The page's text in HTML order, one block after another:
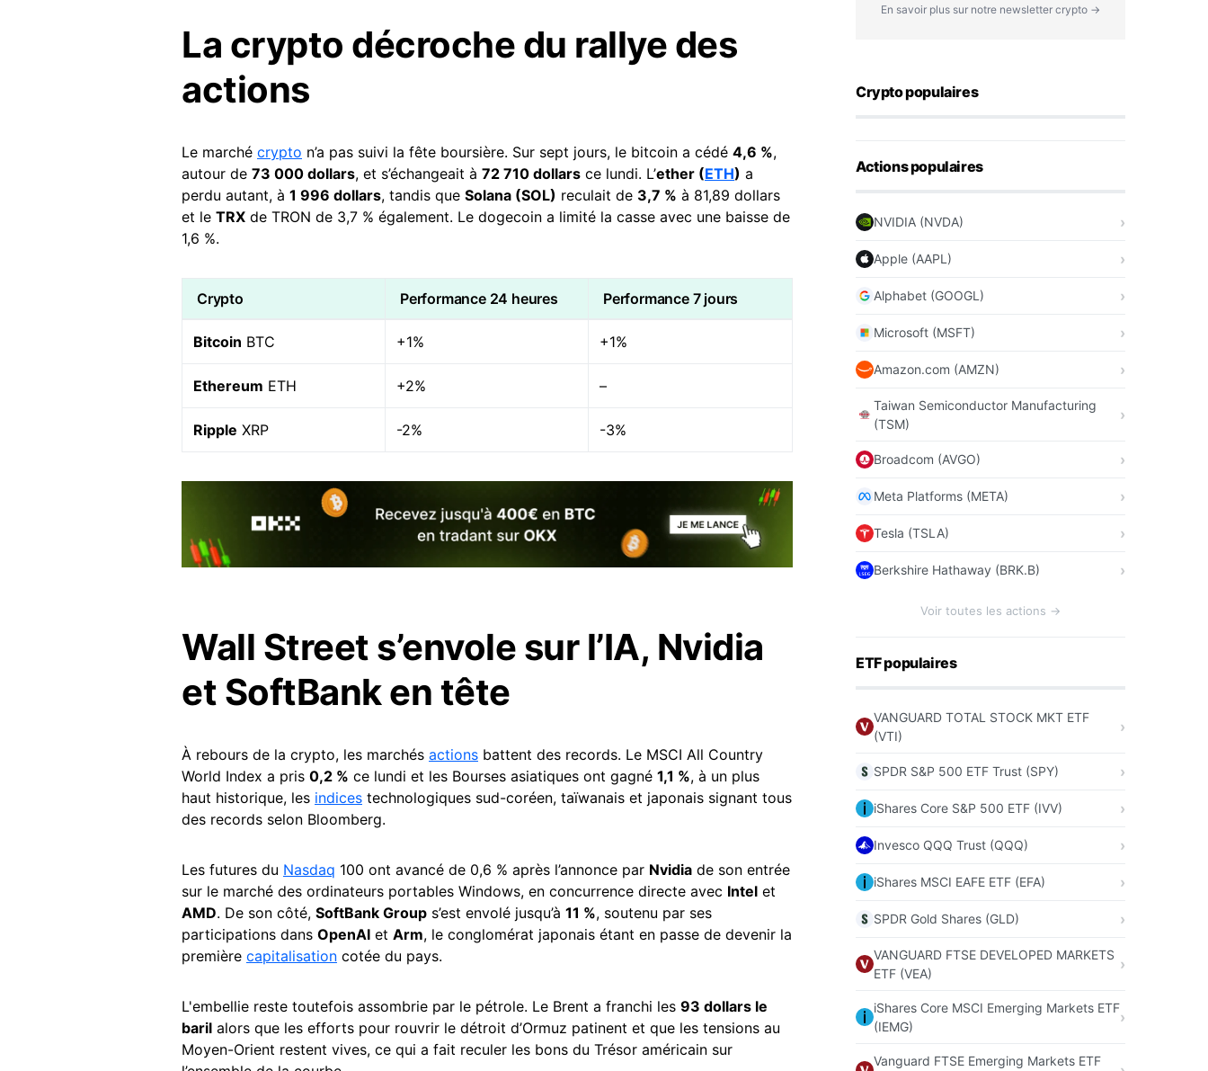
La crypto décroche du rallye des
actions
Le marché crypto n’a pas suivi la fête boursière. Sur sept jours, le bitcoin a cédé 4,6 %,
autour de 73 000 dollars, et s’échangeait à 72 710 dollars ce lundi. L’ether (ETH) a
perdu autant, à 1 996 dollars, tandis que Solana (SOL) reculait de 3,7 % à 81,89 dollars
et le TRX de TRON de 3,7 % également. Le dogecoin a limité la casse avec une baisse de
1,6 %.
Crypto Performance 24 heures Performance 7 jours
Bitcoin BTC +1% +1%
Ethereum ETH +2% –
Ripple XRP -2% -3%
Wall Street s’envole sur l’IA, Nvidia
et SoftBank en tête
À rebours de la crypto, les marchés actions battent des records. Le MSCI All Country
World Index a pris 0,2 % ce lundi et les Bourses asiatiques ont gagné 1,1 %, à un plus
haut historique, les indices technologiques sud-coréen, taïwanais et japonais signant tous
des records selon Bloomberg.
Les futures du Nasdaq 100 ont avancé de 0,6 % après l’annonce par Nvidia de son entrée
sur le marché des ordinateurs portables Windows, en concurrence directe avec Intel et
AMD. De son côté, SoftBank Group s’est envolé jusqu’à 11 %, soutenu par ses
participations dans OpenAI et Arm, le conglomérat japonais étant en passe de devenir la
première capitalisation cotée du pays.
L'embellie reste toutefois assombrie par le pétrole. Le Brent a franchi les 93 dollars le
baril alors que les efforts pour rouvrir le détroit d’Ormuz patinent et que les tensions au
Moyen-Orient restent vives, ce qui a fait reculer les bons du Trésor américain sur
En savoir plus sur notre newsletter crypto →
Crypto populaires
Actions populaires
NVIDIA (NVDA)
Apple (AAPL)
Alphabet (GOOGL)
Microsoft (MSFT)
Amazon.com (AMZN)
Taiwan Semiconductor Manufacturing
(TSM)
Broadcom (AVGO)
Meta Platforms (META)
Tesla (TSLA)
Berkshire Hathaway (BRK.B)
Voir toutes les actions →
ETF populaires
VANGUARD TOTAL STOCK MKT ETF
(VTI)
SPDR S&P 500 ETF Trust (SPY)
iShares Core S&P 500 ETF (IVV)
Invesco QQQ Trust (QQQ)
iShares MSCI EAFE ETF (EFA)
SPDR Gold Shares (GLD)
VANGUARD FTSE DEVELOPED MARKETS
ETF (VEA)
iShares Core MSCI Emerging Markets ETF
(IEMG)
Vanguard FTSE Emerging Markets ETF